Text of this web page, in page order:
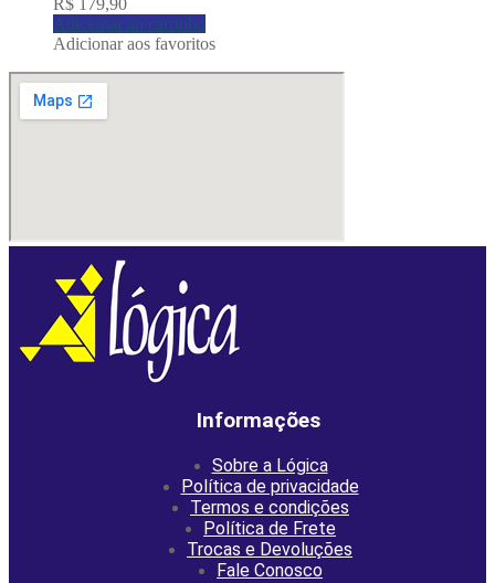
R$ 179,90
Adicionar ao carrinho
Adicionar aos favoritos
Informações
Sobre a Lógica
Política de privacidade
Termos e condições
Política de Frete
Trocas e Devoluções
Fale Conosco